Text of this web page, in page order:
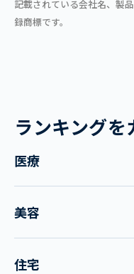
記載されている会社名、製
録商標です。
ランキング
医療
美容
住宅